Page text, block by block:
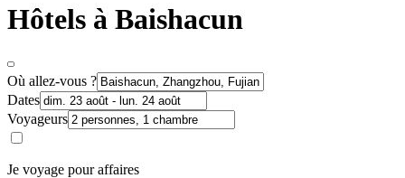
Hôtels à Baishacun
Où allez-vous ?
Dates
Voyageurs
Je voyage pour affaires